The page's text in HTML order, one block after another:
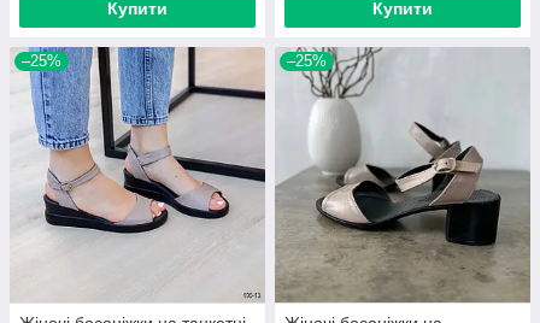
Купити Купити
–25% –25%